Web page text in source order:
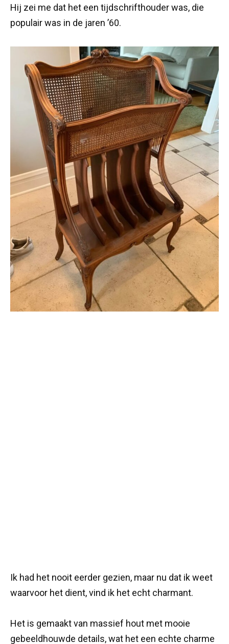
Hij zei me dat het een tijdschrifthouder was, die
populair was in de jaren ’60.
Ik had het nooit eerder gezien, maar nu dat ik weet
waarvoor het dient, vind ik het echt charmant.
Het is gemaakt van massief hout met mooie
gebeeldhouwde details, wat het een echte charme